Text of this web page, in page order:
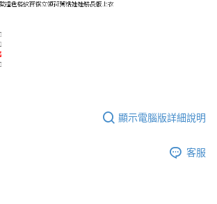
顯示電腦版詳細說明
客服